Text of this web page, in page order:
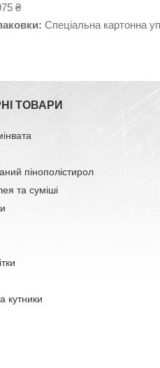
₴
Спеціальна картонна
ТОВАРИ
пінополістирол
та суміші
кутники